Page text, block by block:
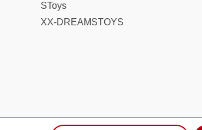
SToys
XX-DREAMSTOYS